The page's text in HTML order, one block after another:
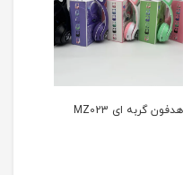
هدفون گربه ای MZ023